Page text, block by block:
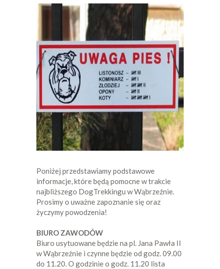
Poniżej przedstawiamy podstawowe
informacje, które będą pomocne w trakcie
najbliższego DogTrekkingu w Wąbrzeźnie.
Prosimy o uważne zapoznanie się oraz
życzymy powodzenia!
BIURO ZAWODÓW
Biuro usytuowane będzie na pl. Jana Pawła II
w Wąbrzeźnie i czynne będzie od godz. 09.00
do 11.20. O godzinie o godz. 11.20 lista